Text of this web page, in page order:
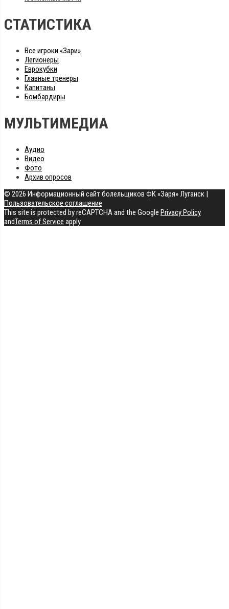
СТАТИСТИКА
Все игроки «Зари»
Легионеры
Еврокубки
Главные тренеры
Капитаны
Бомбардиры
МУЛЬТИМЕДИА
Аудио
Видео
Фото
Архив опросов
© 2026 Информационный сайт болельщиков ФК «Заря» Луганск |
Пользовательское соглашение
This site is protected by reCAPTCHA and the Google Privacy Policy
andTerms of Service apply.